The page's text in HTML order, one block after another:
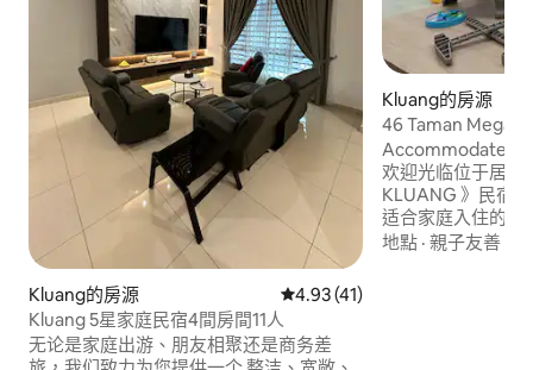
Kluang的房源 從 41 則評價中獲得 4.93 的平
4.93 (41)
Kluang 5星家庭民宿4間房間11人
无论是家庭出游、朋友相聚还是商务差
Kluang的房源
46 Taman
Accommodate 6-
欢迎光临位于居銮
KLUANG 》民宿
适合家庭入住的房
内停放1两车 ,屋外
地點 ·親子友善